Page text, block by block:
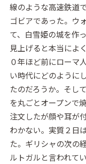
線のような高速鉄道
ゴビアであった。ウ
て、白雪姫の城を作
見上げると本当によ
０年ほど前にローマ
い時代にどのように
たのだろうか。そし
を丸ごとオープンで
注文したが顔や耳が
わかない。実質２日
た。ギリシャの次の
ルトガルと言われて